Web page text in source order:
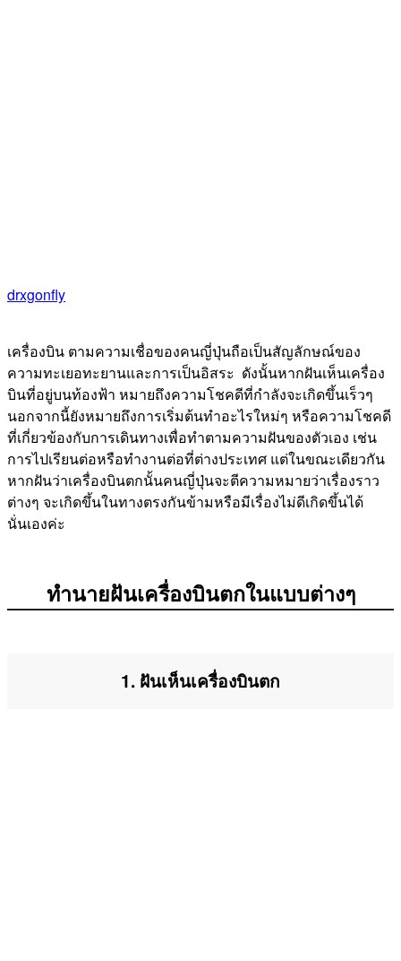
drxgonfly
เครื่องบิน ตามความเชื่อของคนญี่ปุ่นถือเป็นสัญลักษณ์ของ
ความทะเยอทะยานและการเป็นอิสระ ดังนั้นหากฝันเห็นเครื่อง
บินที่อยู่บนท้องฟ้า หมายถึงความโชคดีที่กำลังจะเกิดขึ้นเร็วๆ
นอกจากนี้ยังหมายถึงการเริ่มต้นทำอะไรใหม่ๆ หรือความโชคดี
ที่เกี่ยวข้องกับการเดินทางเพื่อทำตามความฝันของตัวเอง เช่น
การไปเรียนต่อหรือทำงานต่อที่ต่างประเทศ แต่ในขณะเดียวกัน
หากฝันว่าเครื่องบินตกนั้นคนญี่ปุ่นจะตีความหมายว่าเรื่องราว
ต่างๆ จะเกิดขึ้นในทางตรงกันข้ามหรือมีเรื่องไม่ดีเกิดขึ้นได้
นั่นเองค่ะ
ทำนายฝันเครื่องบินตกในแบบต่างๆ
1. ฝันเห็นเครื่องบินตก